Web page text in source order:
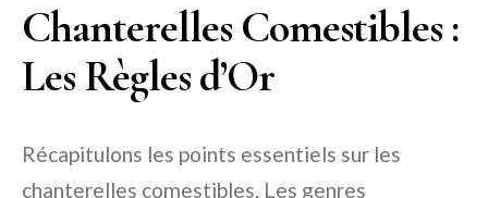
Chanterelles Comestibles :
Les Règles d’Or
Récapitulons les points essentiels sur les
chanterelles comestibles. Les genres